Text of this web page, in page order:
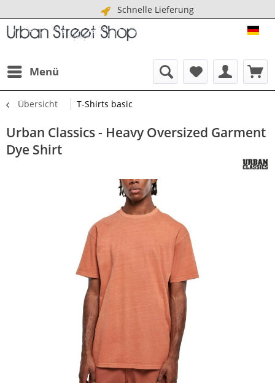
Schnelle Lieferung
Menü
Übersicht T-Shirts basic
Urban Classics - Heavy Oversized Garment
Dye Shirt